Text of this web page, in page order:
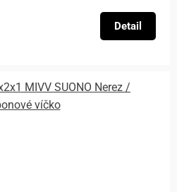
Detail
MIVV SUONO Nerez /
víčko